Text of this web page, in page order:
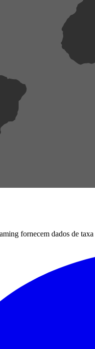
fornecem dados de